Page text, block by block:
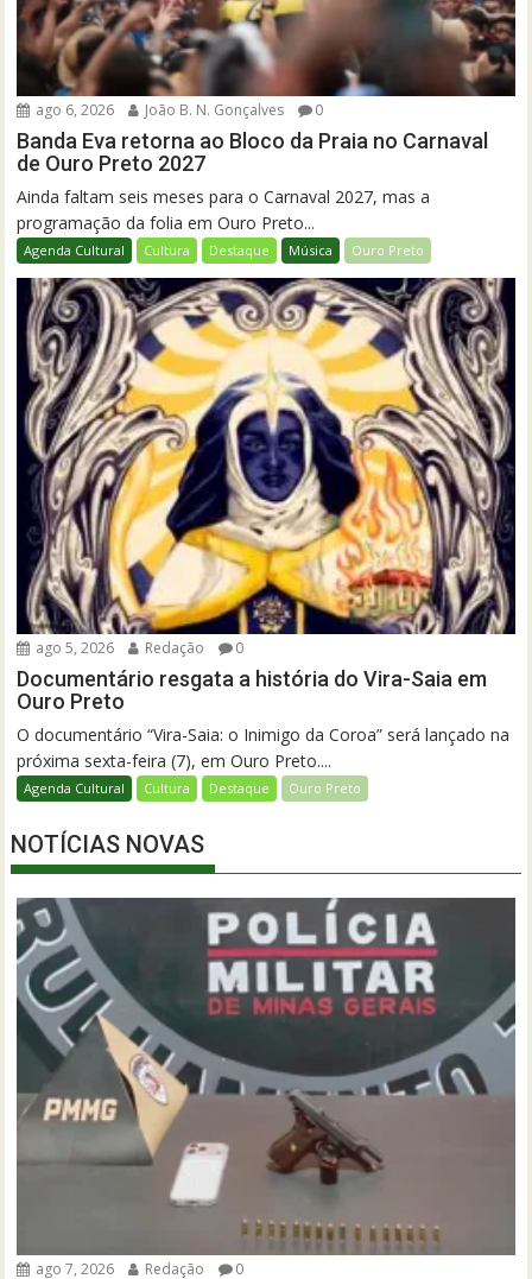
ago 6, 2026 João B. N. Gonçalves 0
Banda Eva retorna ao Bloco da Praia no Carnaval
de Ouro Preto 2027
Ainda faltam seis meses para o Carnaval 2027, mas a
programação da folia em Ouro Preto...
Agenda Cultural Cultura Destaque Música Ouro Preto
ago 5, 2026 Redação 0
Documentário resgata a história do Vira-Saia em
Ouro Preto
O documentário “Vira-Saia: o Inimigo da Coroa” será lançado na
próxima sexta-feira (7), em Ouro Preto....
Agenda Cultural Cultura Destaque Ouro Preto
NOTÍCIAS NOVAS
ago 7, 2026 Redação 0